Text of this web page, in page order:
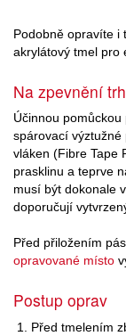
Podobně opravíte i
akrylátový tmel pro
Na zpevnění
Účinnou
spárovací výztužné
vláken (Fibre Tape
prasklinu a teprve
musí být dokonale
doporučují
Před přiložením
opravované místo
Postup oprav
Před tmelením